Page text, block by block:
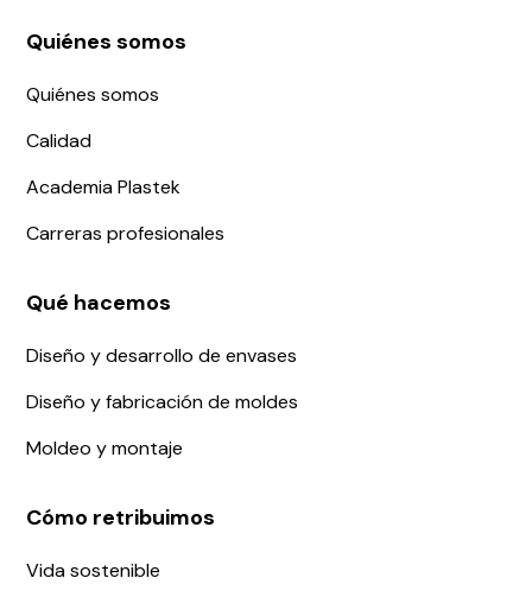
Quiénes somos
Quiénes somos
Calidad
Academia Plastek
Carreras profesionales
Qué hacemos
Diseño y desarrollo de envases
Diseño y fabricación de moldes
Moldeo y montaje
Cómo retribuimos
Vida sostenible